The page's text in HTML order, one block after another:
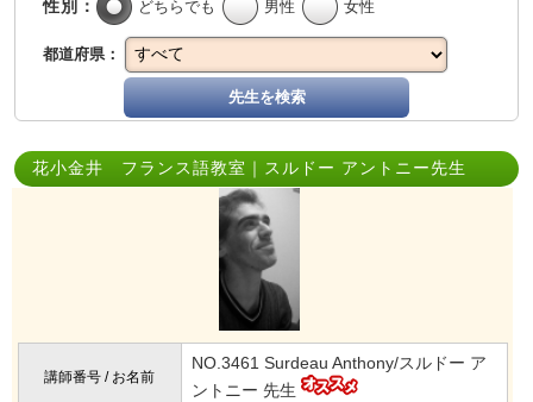
性別： どちらでも 男性 女性
都道府県：
先生を検索
花小金井 フランス語教室｜スルドー アントニー先生
講師番号 / お名前
NO.3461 Surdeau Anthony/スルドー ア
ントニー 先生